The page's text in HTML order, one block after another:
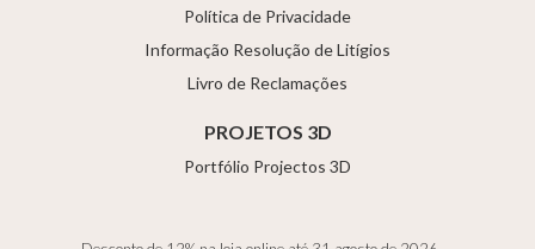
Política de Privacidade
Informação Resolução de Litígios
Livro de Reclamações
PROJETOS 3D
Portfólio Projectos 3D